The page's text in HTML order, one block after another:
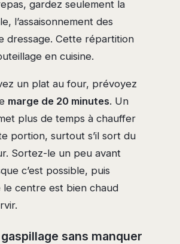
gardez seulement la
l’assaisonnement des
dressage. Cette répartition
en cuisine.
un plat au four, prévoyez
marge de 20 minutes. Un
plus de temps à chauffer
portion, surtout s’il sort du
Sortez-le un peu avant
c’est possible, puis
le centre est bien chaud
sans manquer